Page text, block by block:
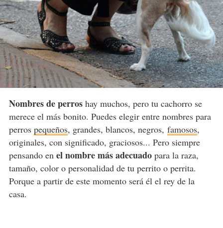
Nombres de perroshay muchos, pero tu cachorro se
merece el más bonito. Puedes elegir entre nombres para
perros pequeños, grandes, blancos, negros, famosos,
originales, con significado, graciosos... Pero siempre
pensando en el nombre más adecuadopara la raza,
tamaño, color o personalidad de tu perrito o perrita.
Porque a partir de este momento será él el rey de la
casa.